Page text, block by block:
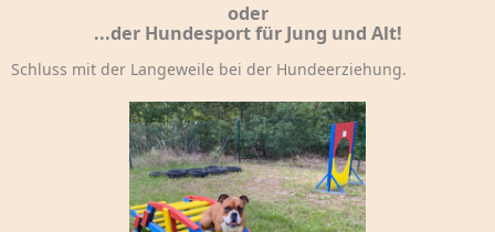
oder
...der Hundesport für Jung und Alt!
Schluss mit der Langeweile bei der Hundeerziehung.